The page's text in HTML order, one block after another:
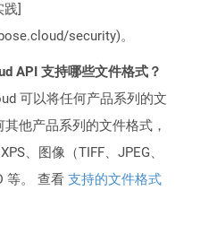
践]
security)。
API 支持哪些文件格式？
可以将任何产品系列的文
他产品系列的文件格式，
、图像（TIFF、JPEG、
等。 查看 支持的文件格式